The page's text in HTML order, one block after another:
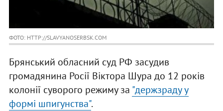
ФОТО: HTTP://SLAVYANOSERBSK.COM
Брянський обласний суд РФ засудив
громадянина Росії Віктора Шура до 12 років
колонії суворого режиму за "держзраду у
формі шпигунства".